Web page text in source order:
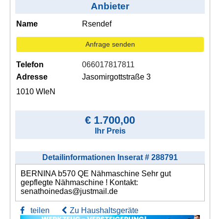
Anbieter
Name Rsendef
Anfrage senden
Telefon
066017817811
Adresse
Jasomirgottstraße 3
1010 WIeN
€ 1.700,00
Ihr Preis
Detailinformationen Inserat # 288791
BERNINA b570 QE Nähmaschine Sehr gut
gepflegte Nähmaschine ! Kontakt:
senathoinedas@justmail.de
teilen Zu Haushaltsgeräte